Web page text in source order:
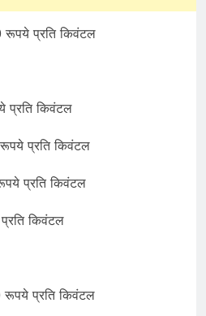
रूपये प्रति किवंटल
प्रति किवंटल
प्रति किवंटल
प्रति किवंटल
किवंटल
प्रति किवंटल